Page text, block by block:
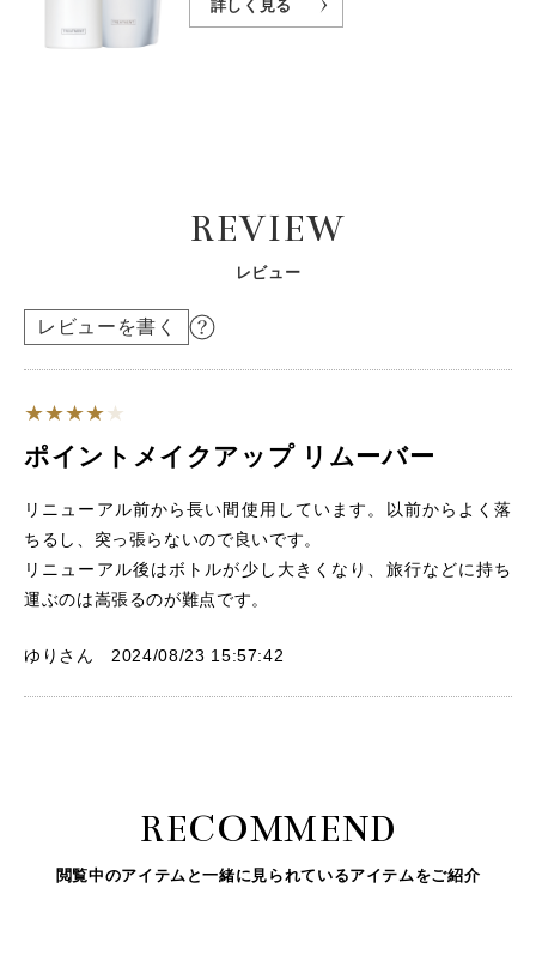
詳しく見る
REVIEW
レビュー
レビューを書く
ポイントメイクアップ リムーバー
リニューアル前から長い間使用しています。以前からよく落
ちるし、突っ張らないので良いです。
リニューアル後はボトルが少し大きくなり、旅行などに持ち
運ぶのは嵩張るのが難点です。
ゆりさん 2024/08/23 15:57:42
RECOMMEND
閲覧中のアイテムと一緒に見られているアイテムをご紹介